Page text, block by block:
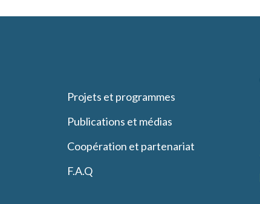
Projets et programmes
Publications et médias
Coopération et partenariat
F.A.Q